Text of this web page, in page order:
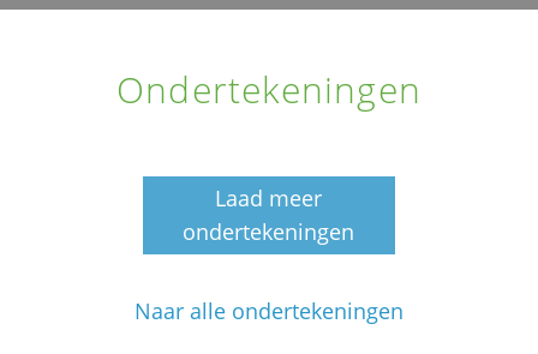
Ondertekeningen
Laad meer
ondertekeningen
Naar alle ondertekeningen